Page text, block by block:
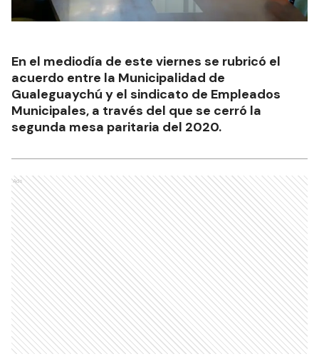
En el mediodía de este viernes se rubricó el
acuerdo entre la Municipalidad de
Gualeguaychú y el sindicato de Empleados
Municipales, a través del que se cerró la
segunda mesa paritaria del 2020.
Ads